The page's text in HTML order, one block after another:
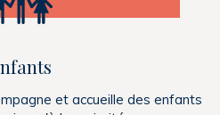
et accueille des enfants